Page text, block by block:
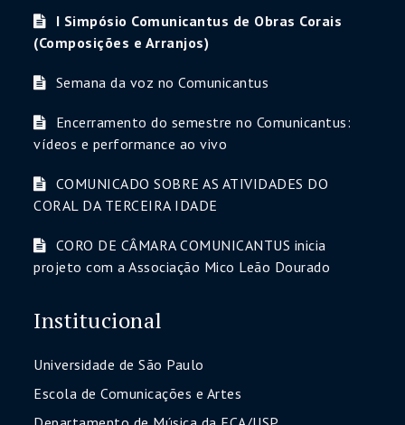
I Simpósio Comunicantus de Obras Corais
(Composições e Arranjos)
Semana da voz no Comunicantus
Encerramento do semestre no Comunicantus:
vídeos e performance ao vivo
COMUNICADO SOBRE AS ATIVIDADES DO
CORAL DA TERCEIRA IDADE
CORO DE CÂMARA COMUNICANTUS inicia
projeto com a Associação Mico Leão Dourado
Institucional
Universidade de São Paulo
Escola de Comunicações e Artes